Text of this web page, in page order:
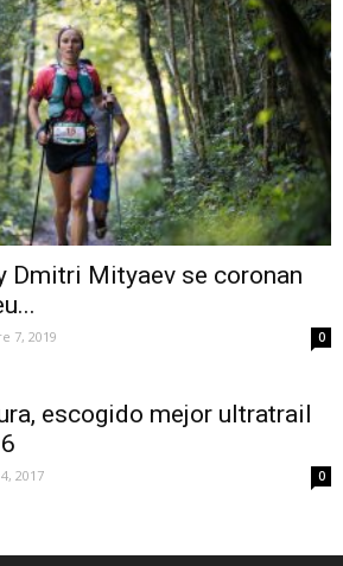
Dmitri Mityaev se coronan
7, 2019 0
escogido mejor ultratrail
2017 0